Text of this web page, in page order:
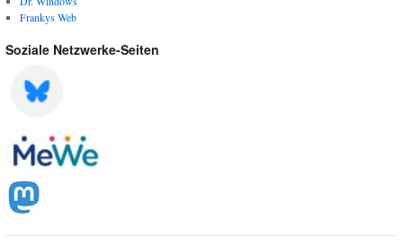
Frankys Web
Soziale Netzwerke-Seiten